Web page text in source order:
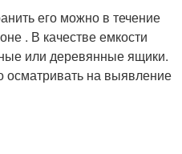
его можно в течение
. В качестве емкости
или деревянные ящики.
осматривать на выявление